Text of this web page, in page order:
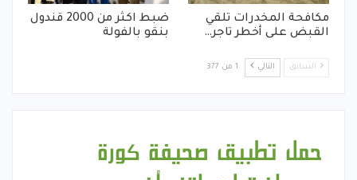
مكافحة المخدرات تلقي
القبض على أخطر تاجر…
ضبط اكثر من 2000 قندول
بنقو بالفولة
السابق التالي 1 من 377